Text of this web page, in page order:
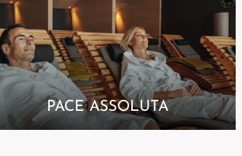
PACE ASSOLUTA